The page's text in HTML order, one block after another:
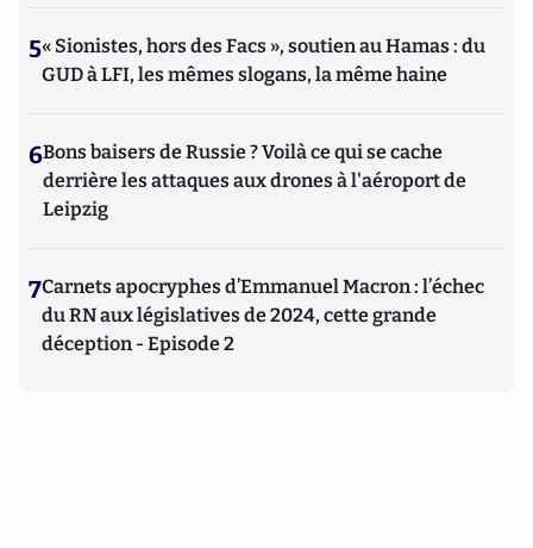
5« Sionistes, hors des Facs », soutien au Hamas : du
GUD à LFI, les mêmes slogans, la même haine
6Bons baisers de Russie ? Voilà ce qui se cache
derrière les attaques aux drones à l'aéroport de
Leipzig
7Carnets apocryphes d’Emmanuel Macron : l’échec
du RN aux législatives de 2024, cette grande
déception - Episode 2